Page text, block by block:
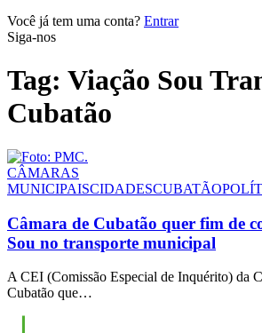
Você já tem uma conta? Entrar
Siga-nos
Tag: Viação Sou
Cubatão
CÂMARAS
MUNICIPAISCIDADESCUBATÃO
Câmara de Cubatão quer fim de
Sou no transporte municipal
A CEI (Comissão Especial de Inquérito) da
Cubatão que…